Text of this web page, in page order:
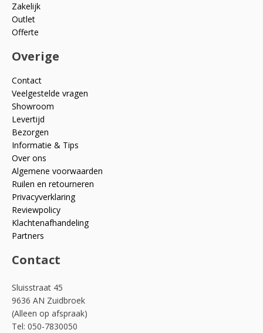
Zakelijk
Outlet
Offerte
Overige
Contact
Veelgestelde vragen
Showroom
Levertijd
Bezorgen
Informatie & Tips
Over ons
Algemene voorwaarden
Ruilen en retourneren
Privacyverklaring
Reviewpolicy
Klachtenafhandeling
Partners
Contact
Sluisstraat 45
9636 AN Zuidbroek
(Alleen op afspraak)
Tel: 050-7830050